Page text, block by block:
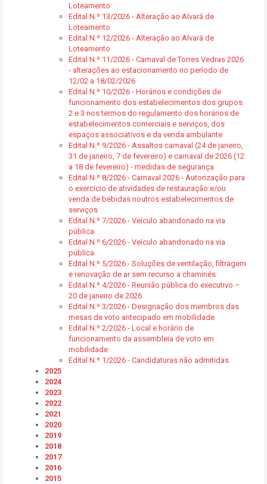
Loteamento
Edital N.º 13/2026 - Alteração ao Alvará de
Loteamento
Edital N.º 12/2026 - Alteração ao Alvará de
Loteamento
Edital N.º 11/2026 - Carnaval de Torres Vedras 2026
- alterações ao estacionamento no período de
12/02 a 18/02/2026
Edital N.º 10/2026 - Horários e condições de
funcionamento dos estabelecimentos dos grupos
2 e 3 nos termos do regulamento dos horários de
estabelecimentos comerciais e serviços, dos
espaços associativos e da venda ambulante
Edital N.º 9/2026 - Assaltos carnaval (24 de janeiro,
31 de janeiro, 7 de fevereiro) e carnaval de 2026 (12
a 18 de fevereiro) - medidas de segurança
Edital N.º 8/2026 - Carnaval 2026 - Autorização para
o exercício de atividades de restauração e/ou
venda de bebidas noutros estabelecimentos de
serviços
Edital N.º 7/2026 - Veículo abandonado na via
pública
Edital N.º 6/2026 - Veículo abandonado na via
pública
Edital N.º 5/2026 - Soluções de ventilação, filtragem
e renovação de ar sem recurso a chaminés
Edital N.º 4/2026 - Reunião pública do executivo –
20 de janeiro de 2026
Edital N.º 3/2026 - Designação dos membros das
mesas de voto antecipado em mobilidade
Edital N.º 2/2026 - Local e horário de
funcionamento da assembleia de voto em
mobilidade
Edital N.º 1/2026 - Candidaturas não admitidas
2025
2024
2023
2022
2021
2020
2019
2018
2017
2016
2015